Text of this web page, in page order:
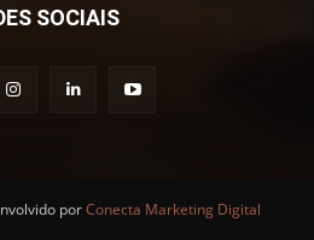
SOCIAIS
porConecta Marketing Digital